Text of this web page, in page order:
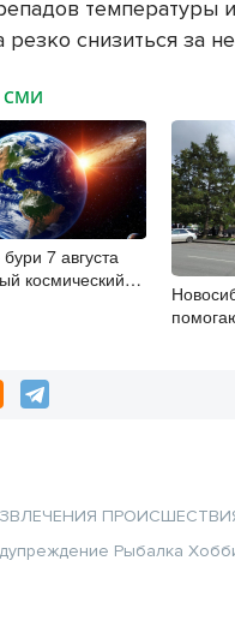
температуры
резко снизиться за
СМИ
7 августа
космический
Рыбалка